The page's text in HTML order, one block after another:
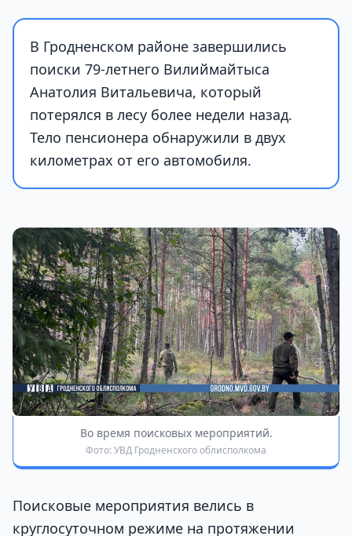
В Гродненском районе завершились
поиски 79-летнего Вилиймайтыса
Анатолия Витальевича, который
потерялся в лесу более недели назад.
Тело пенсионера обнаружили в двух
километрах от его автомобиля.
Во время поисковых мероприятий.
Фото: УВД Гродненского облисполкома
Поисковые мероприятия велись в
круглосуточном режиме на протяжении